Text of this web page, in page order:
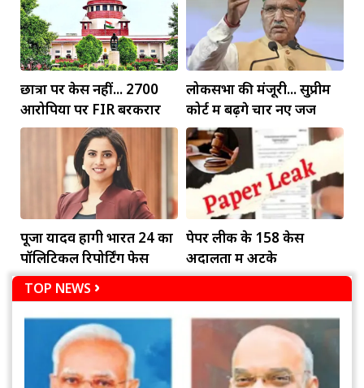
छात्रों पर केस नहीं... 2700
आरोपियों पर FIR बरकरार
लोकसभा की मंजूरी... सुप्रीम
कोर्ट में बढ़ेंगे चार नए जज
पूजा यादव होंगी भारत 24 का
पॉलिटिकल रिपोर्टिंग फेस
पेपर लीक के 158 केस
अदालतों में अटके
TOP NEWS